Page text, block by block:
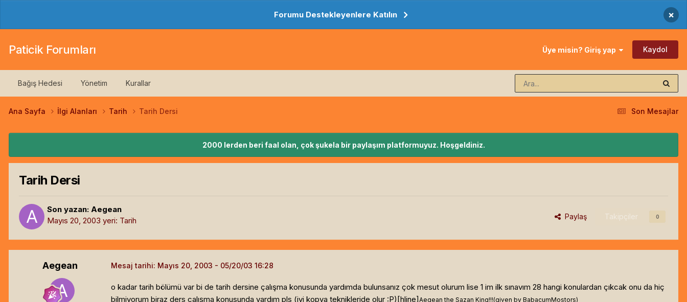
Forumu Destekleyenlere Katılın ×
Paticik Forumları Üye misin? Giriş yap Kaydol
Bağış Hedesi Yönetim Kurallar
Son Mesajlar
Ana Sayfa İlgi Alanları Tarih Tarih Dersi
2000 lerden beri faal olan, çok şukela bir paylaşım platformuyuz. Hoşgeldiniz.
Tarih Dersi
Son yazan: Aegean
Mayıs 20, 2003 yeri: Tarih Paylaş Takipçiler 0
Aegean Mesaj tarihi: Mayıs 20, 2003
o kadar tarih bölümü var bi de tarih dersine çalışma konusunda yardımda bulunsanız çok mesut olurum lise 1 im ilk sınavım 28 hangi konulardan çıkcak onu da hiç
bilmiyorum biraz ders çalışma konusunda yardım pls (iyi kopya teknikleride olur :P)[hline]Aegean the Sazan King!!!(given by BabacumMostors)